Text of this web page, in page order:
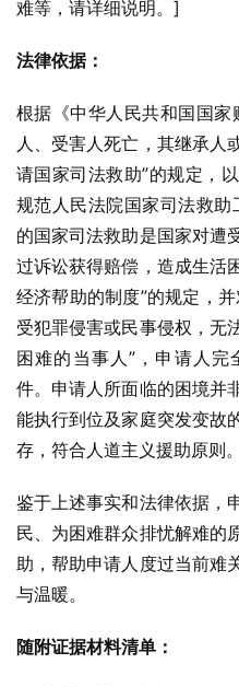
难等，请详细说明。]
法律依据：
根据《中华人民共和国国
人、受害人死亡，其继承人
请国家司法救助”的规定，
规范人民法院国家司法救
的国家司法救助是国家对遭
过诉讼获得赔偿，造成生活
经济帮助的制度”的规定，
受犯罪侵害或民事侵权，无
困难的当事人”，申请人
件。申请人所面临的困境并
能执行到位及家庭突发变故
存，符合人道主义援助原则。
鉴于上述事实和法律依据，
民、为困难群众排忧解难的
助，帮助申请人度过当前难
与温暖。
随附证据材料清单：